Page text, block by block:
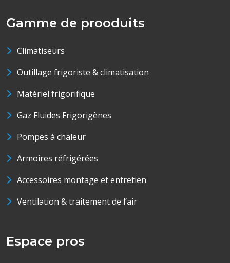
Gamme de prooduits
Climatiseurs
Outillage frigoriste & climatisation
Matériel frigorifique
Gaz Fluides Frigorigènes
Pompes à chaleur
Armoires réfrigérées
Accessoires montage et entretien
Ventilation & traitement de l’air
Espace pros